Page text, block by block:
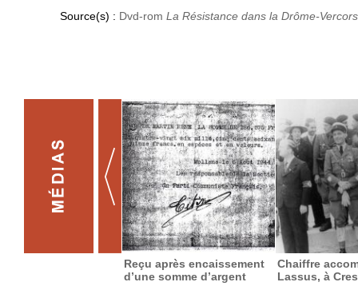
Source(s) : Dvd-rom La Résistance dans la Drôme-Vercors
Reçu après encaissement
d’une somme d’argent
Chaiffre
Lassus, à